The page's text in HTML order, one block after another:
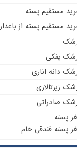
مستقیم پسته
مستقیم پسته از باغدار
پفکی
دانه اناری
زیرتالاری
صادراتی
پسته
پسته فندقی خام